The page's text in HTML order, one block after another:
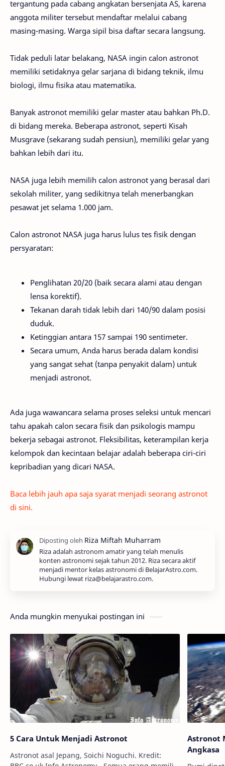
tergantung pada cabang angkatan bersenjata AS, karena
anggota militer tersebut mendaftar melalui cabang
masing-masing. Warga sipil bisa daftar secara langsung.
Tidak peduli latar belakang, NASA ingin calon astronot
memiliki setidaknya gelar sarjana di bidang teknik, ilmu
biologi, ilmu fisika atau matematika.
Banyak astronot memiliki gelar master atau bahkan Ph.D.
di bidang mereka. Beberapa astronot, seperti Kisah
Musgrave (sekarang sudah pensiun), memiliki gelar yang
bahkan lebih dari itu.
NASA juga lebih memilih calon astronot yang berasal dari
sekolah militer, yang sedikitnya telah menerbangkan
pesawat jet selama 1.000 jam.
Calon astronot NASA juga harus lulus tes fisik dengan
persyaratan:
Penglihatan 20/20 (baik secara alami atau dengan
lensa korektif).
Tekanan darah tidak lebih dari 140/90 dalam posisi
duduk.
Ketinggian antara 157 sampai 190 sentimeter.
Secara umum, Anda harus berada dalam kondisi
yang sangat sehat (tanpa penyakit dalam) untuk
menjadi astronot.
Ada juga wawancara selama proses seleksi untuk mencari
tahu apakah calon secara fisik dan psikologis mampu
bekerja sebagai astronot. Fleksibilitas, keterampilan kerja
kelompok dan kecintaan belajar adalah beberapa ciri-ciri
kepribadian yang dicari NASA.
Baca lebih jauh apa saja syarat menjadi seorang astronot
di sini.
Riza adalah astronom amatir yang telah menulis
konten astronomi sejak tahun 2012. Riza secara aktif
menjadi mentor kelas astronomi di BelajarAstro.com.
Hubungi lewat riza@belajarastro.com.
Anda mungkin menyukai postingan ini
5 Cara Untuk Menjadi Astronot
Astronot asal Jepang, Soichi Noguchi. Kredit:
Astronot
Angkasa